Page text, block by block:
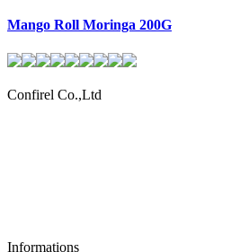
Mango Roll Moringa 200G
Confirel Co.,Ltd
Informations